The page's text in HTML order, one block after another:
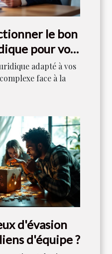
le bon
pour vos
adapté à vos
face à la
d'évasion
d'équipe ?